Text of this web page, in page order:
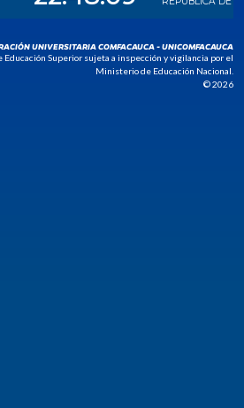
UNIVERSITARIA COMFACAUCA - UNICOMFACAUCA
Educación Superior sujeta a inspección y vigilancia por el
Ministerio de Educación Nacional.
© 2026